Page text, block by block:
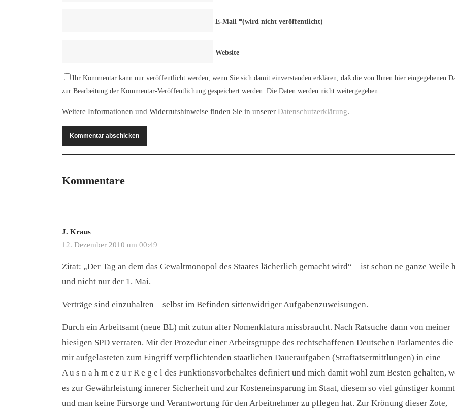
E-Mail *(wird nicht veröffentlicht)
Website
Ihr Kommentar kann nur veröffentlicht werden, wenn Sie sich damit einverstanden erklären, daß die von Ihnen hier eingegebenen
zur Bearbeitung der Kommentar-Veröffentlichung gespeichert werden. Die Daten werden nicht weitergegeben.
Weitere Informationen und Widerrufshinweise finden Sie in unserer Datenschutzerklärung.
Kommentare
J. Kraus
12. Dezember 2010 um 00:49
Zitat: „Der Tag an dem das Gewaltmonopol des Staates lächerlich gemacht wird“ – ist schon ne ganze Weile
und nicht nur der 1. Mai.
Verträge sind einzuhalten – selbst im Befinden sittenwidriger Aufgabenzuweisungen.
Durch ein Arbeitsamt (neue BL) mit zutun alter Nomenklatura missbraucht. Nach Ratsuche dann von meiner
hiesigen SPD verraten. Mit der Prozedur einer Arbeitsgruppe des rechtschaffenen Deutschen Parlamentes die
mir aufgelasteten zum Eingriff verpflichtenden staatlichen Daueraufgaben (Straftatsermittlungen) in eine
A u s n a h m e z u r R e g e l des Funktionsvorbehaltes definiert und mich damit wohl zum Besten gehalten,
es zur Gewährleistung innerer Sicherheit und zur Kosteneinsparung im Staat, diesem so viel günstiger kommt
und man keine Fürsorge und Verantwortung für den Arbeitnehmer zu pflegen hat. Zur Krönung dieser Zote,